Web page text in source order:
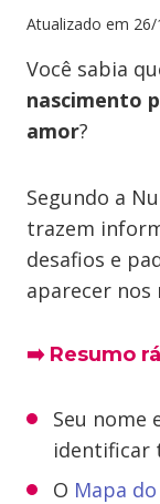
Atualizado em
Você sabia
nascimento
amor?
Segundo a
trazem
desafios e
aparecer nos
➡️ Resumo
Seu nome
identificar
O Mapa